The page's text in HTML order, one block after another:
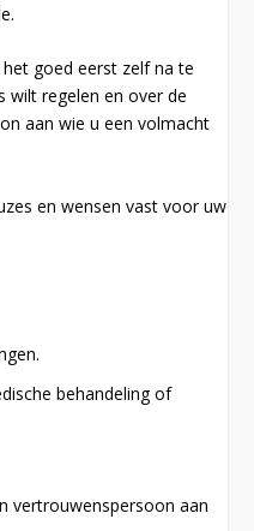
goed eerst zelf na te
wilt regelen en over de
aan wie u een volmacht
en wensen vast voor uw
behandeling of
vertrouwenspersoon aan